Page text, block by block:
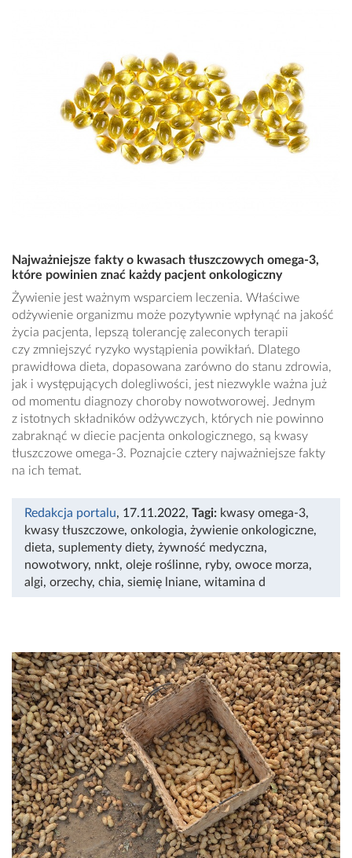
Najważniejsze fakty o kwasach tłuszczowych omega-3,
które powinien znać każdy pacjent onkologiczny
Żywienie jest ważnym wsparciem leczenia. Właściwe
odżywienie organizmu może pozytywnie wpłynąć na jakość
życia pacjenta, lepszą tolerancję zaleconych terapii
czy zmniejszyć ryzyko wystąpienia powikłań. Dlatego
prawidłowa dieta, dopasowana zarówno do stanu zdrowia,
jak i występujących dolegliwości, jest niezwykle ważna już
od momentu diagnozy choroby nowotworowej. Jednym
z istotnych składników odżywczych, których nie powinno
zabraknąć w diecie pacjenta onkologicznego, są kwasy
tłuszczowe omega-3. Poznajcie cztery najważniejsze fakty
na ich temat.
Redakcja portalu, 17.11.2022, Tagi: kwasy omega-3,
kwasy tłuszczowe, onkologia, żywienie onkologiczne,
dieta, suplementy diety, żywność medyczna,
nowotwory, nnkt, oleje roślinne, ryby, owoce morza,
algi, orzechy, chia, siemię lniane, witamina d